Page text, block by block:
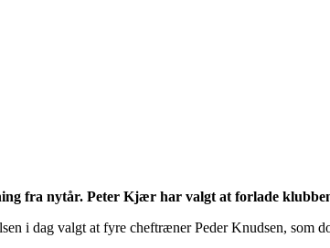
fra nytår. Peter Kjær har valgt at forlade
i dag valgt at fyre cheftræner Peder Knudsen, som